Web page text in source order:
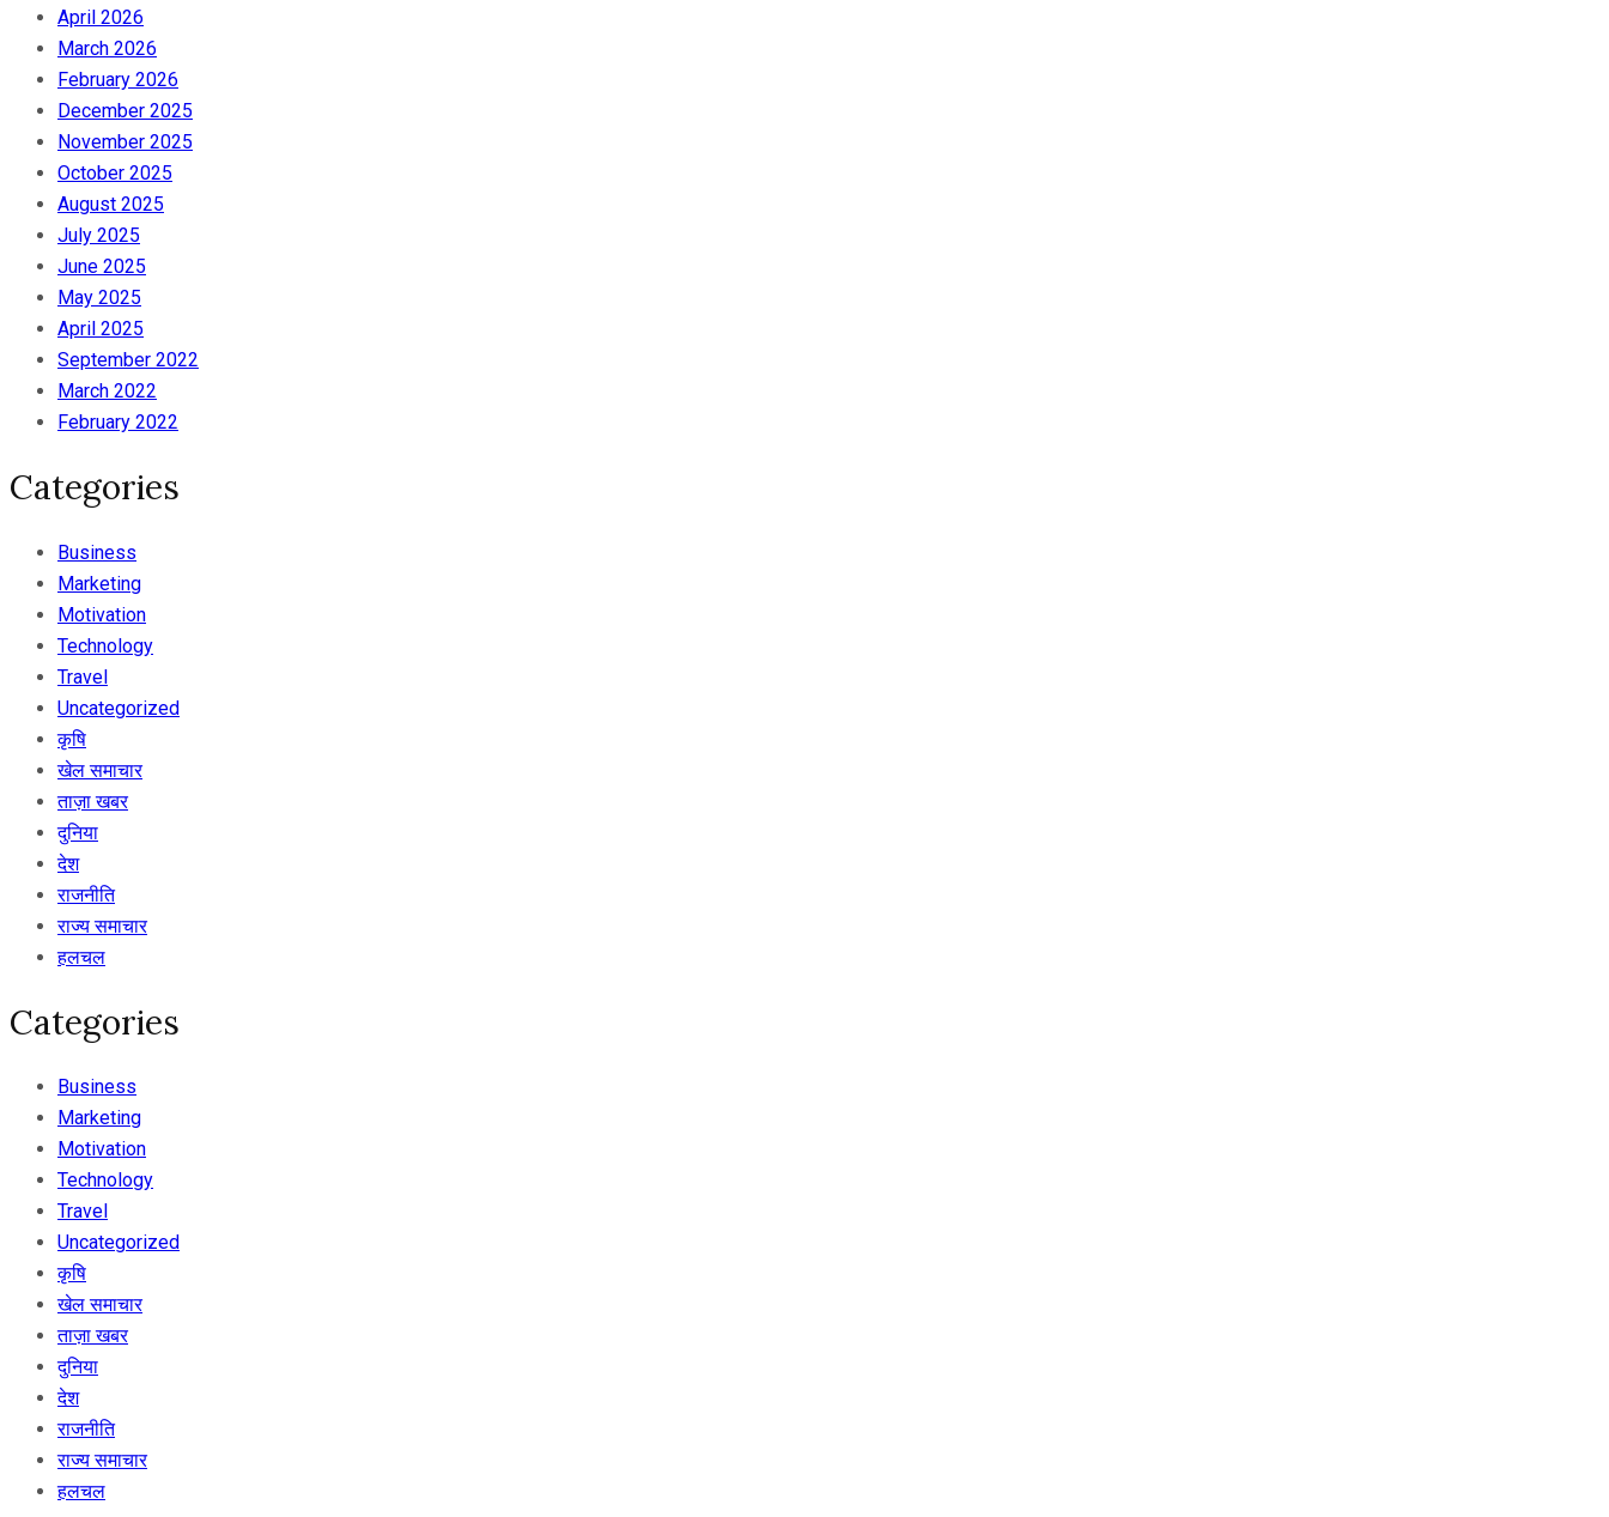
April 2026
March 2026
February 2026
December 2025
November 2025
October 2025
August 2025
July 2025
June 2025
May 2025
April 2025
September 2022
March 2022
February 2022
Categories
Business
Marketing
Motivation
Technology
Travel
Uncategorized
कृषि
खेल समाचार
ताज़ा खबर
दुनिया
देश
राजनीति
राज्य समाचार
हलचल
Categories
Business
Marketing
Motivation
Technology
Travel
Uncategorized
कृषि
खेल समाचार
ताज़ा खबर
दुनिया
देश
राजनीति
राज्य समाचार
हलचल